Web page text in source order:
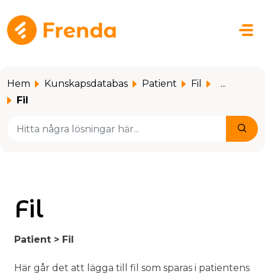
Hoppa över till huvudinnehåll
Hem Kunskapsdatabas Patient Fil
...
Fil
Fil
Patient > Fil
Här går det att lägga till fil som sparas i patientens